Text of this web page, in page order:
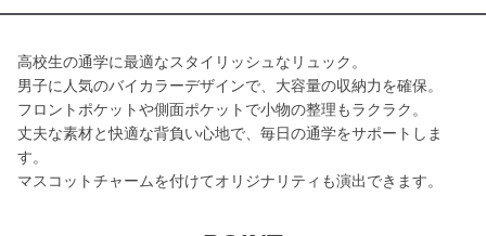
高校生の通学に最適なスタイリッシュなリュック。
男子に人気のバイカラーデザインで、大容量の収納力を確保。
フロントポケットや側面ポケットで小物の整理もラクラク。
丈夫な素材と快適な背負い心地で、毎日の通学をサポートしま
す。
マスコットチャームを付けてオリジナリティも演出できます。